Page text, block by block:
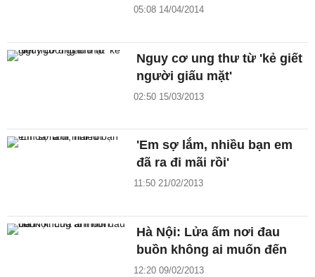
05:08 14/04/2014
Nguy cơ ung thư từ 'kẻ giết
người giấu mặt'
02:50 15/03/2013
'Em sợ lắm, nhiều bạn em
đã ra đi mãi rồi'
11:50 21/02/2013
Hà Nội: Lửa ấm nơi đau
buồn không ai muốn đến
12:20 09/02/2013